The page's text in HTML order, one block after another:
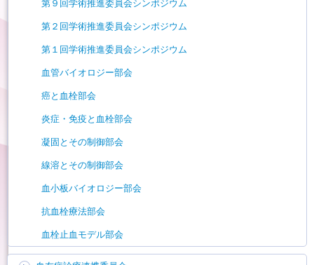
第９回学術推進委員会シンポジウム
第２回学術推進委員会シンポジウム
第１回学術推進委員会シンポジウム
血管バイオロジー部会
癌と血栓部会
炎症・免疫と血栓部会
凝固とその制御部会
線溶とその制御部会
血小板バイオロジー部会
抗血栓療法部会
血栓止血モデル部会